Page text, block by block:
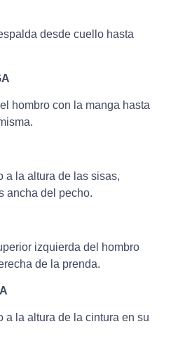
desde cuello hasta
hombro con la manga hasta
a la altura de las sisas,
ancha del pecho.
izquierda del hombro
de la prenda.
a la altura de la cintura en su